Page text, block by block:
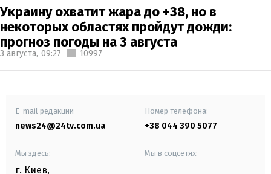
Украину охватит жара до +38, но в
некоторых областях пройдут дожди:
прогноз погоды на 3 августа
3 августа, 09:27 10997
E-mail редакции
news24@24tv.com.ua
Номер телефона:
+38 044 390 5077
Мы здесь:
г. Киев,
Мы в соцсетях: